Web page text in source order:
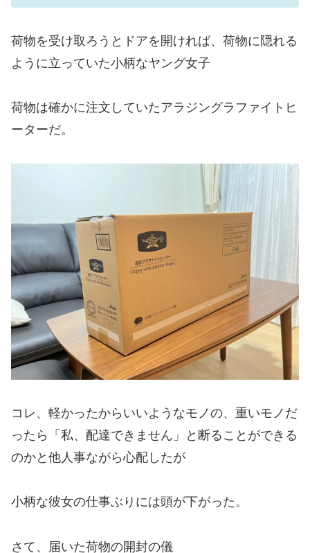
荷物を受け取ろうとドアを開ければ、荷物に隠れる
ように立っていた小柄なヤング女子
荷物は確かに注文していたアラジングラファイトヒ
ーターだ。
コレ、軽かったからいいようなモノの、重いモノだ
ったら「私、配達できません」と断ることができる
のかと他人事ながら心配したが
小柄な彼女の仕事ぶりには頭が下がった。
さて、届いた荷物の開封の儀